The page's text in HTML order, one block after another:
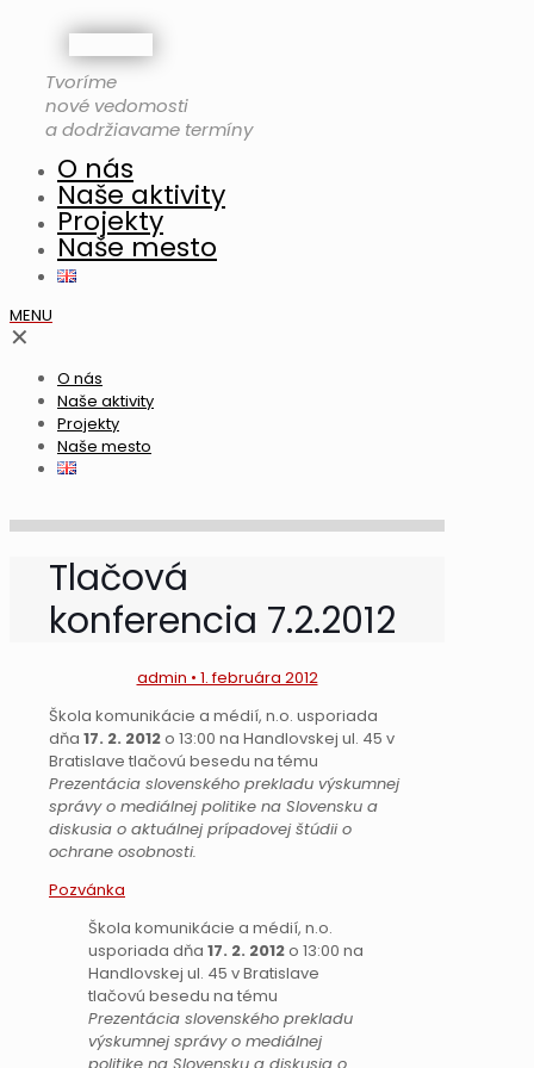
Tvoríme
nové vedomosti
a dodržiavame termíny
O nás
Naše aktivity
Projekty
Naše mesto
MENU
✕
O nás
Naše aktivity
Projekty
Naše mesto
Tlačová
konferencia 7.2.2012
admin • 1. februára 2012
Škola komunikácie a médií, n.o. usporiada
dňa 17. 2. 2012o 13:00 na Handlovskej ul. 45 v
Bratislave tlačovú besedu na tému
Prezentácia slovenského prekladu výskumnej
správy o mediálnej politike na Slovensku a
diskusia o aktuálnej prípadovej štúdii o
ochrane osobnosti.
Pozvánka
Škola komunikácie a médií, n.o.
usporiada dňa 17. 2. 2012o 13:00 na
Handlovskej ul. 45 v Bratislave
tlačovú besedu na tému
Prezentácia slovenského prekladu
výskumnej správy o mediálnej
politike na Slovensku a diskusia o